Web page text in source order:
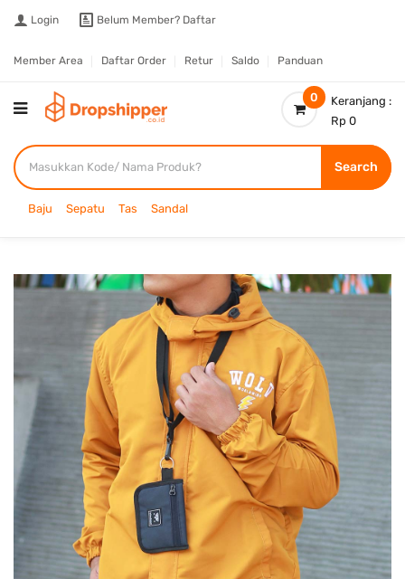
Login Belum Member? Daftar
Member Area Daftar Order Retur Saldo Panduan
0
Keranjang :
Rp 0
Search
Baju Sepatu Tas Sandal